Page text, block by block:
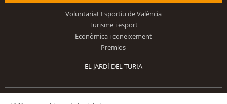
Voluntariat Esportiu de València
Turisme i esport
Econòmica i coneixement
Premios
EL JARDÍ DEL TURIA